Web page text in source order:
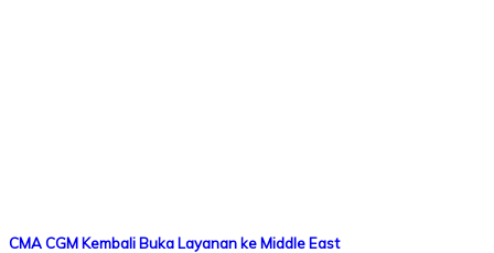
CMA CGM Kembali Buka Layanan ke Middle East